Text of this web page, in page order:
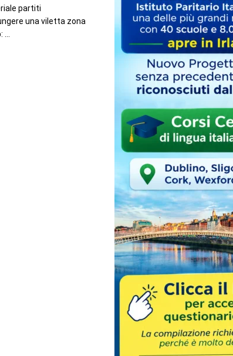
partiti
una viletta zona